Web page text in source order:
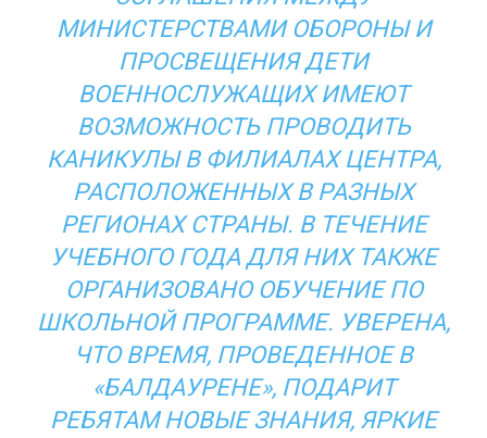
МИНИСТЕРСТВАМИ ОБОРОНЫ И
ПРОСВЕЩЕНИЯ ДЕТИ
ВОЕННОСЛУЖАЩИХ ИМЕЮТ
ВОЗМОЖНОСТЬ ПРОВОДИТЬ
КАНИКУЛЫ В ФИЛИАЛАХ ЦЕНТРА,
РАСПОЛОЖЕННЫХ В РАЗНЫХ
РЕГИОНАХ СТРАНЫ. В ТЕЧЕНИЕ
УЧЕБНОГО ГОДА ДЛЯ НИХ ТАКЖЕ
ОРГАНИЗОВАНО ОБУЧЕНИЕ ПО
ШКОЛЬНОЙ ПРОГРАММЕ. УВЕРЕНА,
ЧТО ВРЕМЯ, ПРОВЕДЕННОЕ В
«БАЛДАУРЕНЕ», ПОДАРИТ
РЕБЯТАМ НОВЫЕ ЗНАНИЯ, ЯРКИЕ